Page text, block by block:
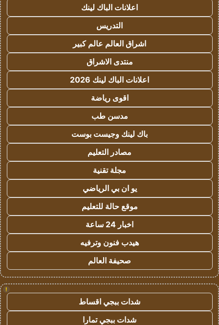
اعلانات الباك لينك
التدريس
اشراق العالم عالم كبير
منتدى الاشراق
اعلانات الباك لينك 2026
اقوى رياضة
مدسن طب
باك لينك وجيست بوست
مصادر التعليم
مجلة تقنية
يو ان بي الرياضي
موقع حالة للتعليم
اخبار 24 ساعة
هيدب فنون وترفيه
صحيفة العالم
!
شدات ببجي اقساط
شدات ببجي تمارا